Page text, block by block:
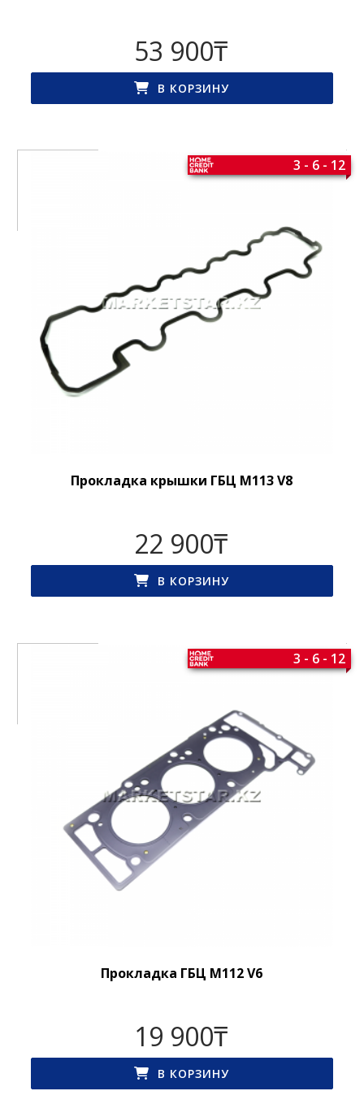
53 900₸
В КОРЗИНУ
Прокладка крышки ГБЦ M113 V8
3 - 6 - 12
22 900₸
В КОРЗИНУ
Прокладка ГБЦ M112 V6
3 - 6 - 12
19 900₸
В КОРЗИНУ